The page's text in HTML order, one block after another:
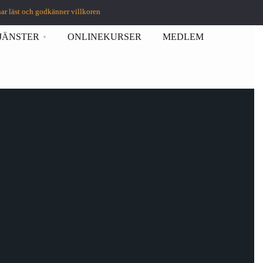
ONLINEKURSER MEDLEM
läst och godkänner villkoren